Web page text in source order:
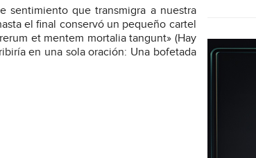
sentimiento que transmigra a nuestra
el final conservó un pequeño cartel
et mentem mortalia tangunt» (Hay
en una sola oración: Una bofetada